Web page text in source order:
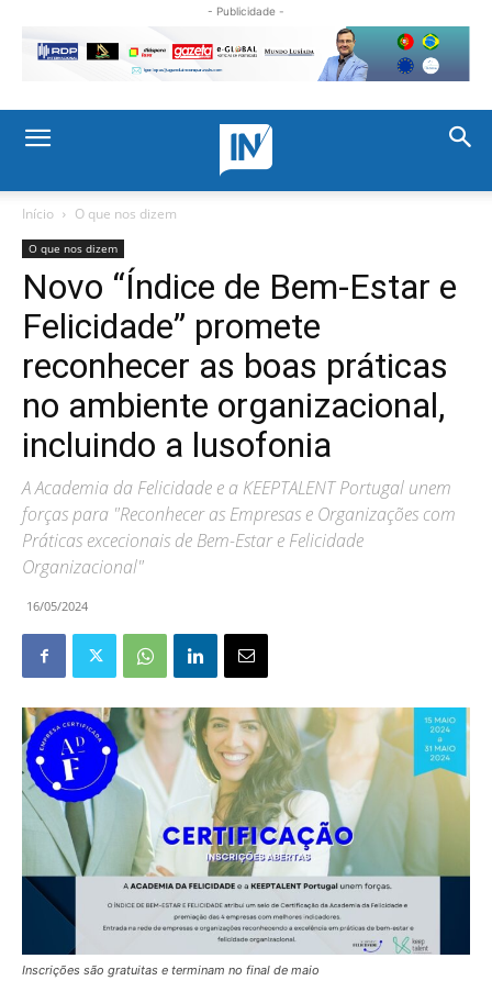
- Publicidade -
Início O que nos dizem
O que nos dizem
Novo “Índice de Bem-Estar e
Felicidade” promete
reconhecer as boas práticas
no ambiente organizacional,
incluindo a lusofonia
A Academia da Felicidade e a KEEPTALENT Portugal unem
forças para "Reconhecer as Empresas e Organizações com
Práticas excecionais de Bem-Estar e Felicidade
Organizacional"
16/05/2024
Inscrições são gratuitas e terminam no final de maio